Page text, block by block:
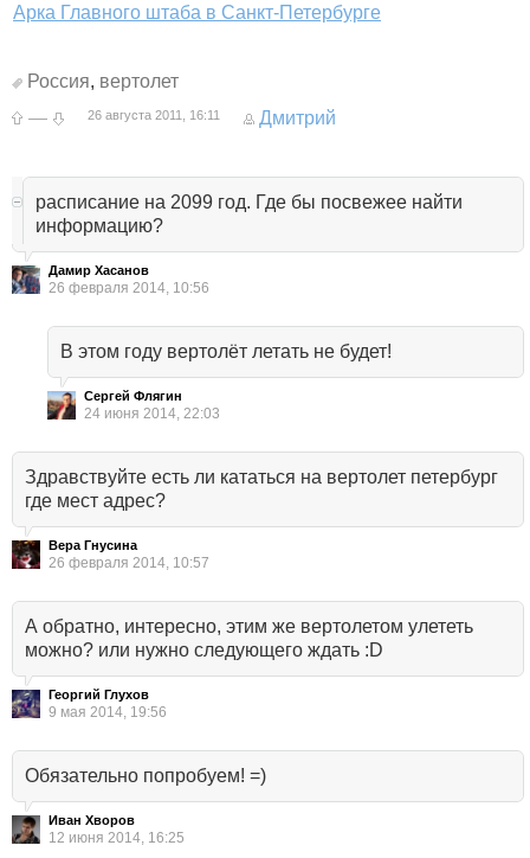
Арка Главного штаба в Санкт-Петербурге
Россия, вертолет
—
26 августа 2011, 16:11 Дмитрий
расписание на 2099 год. Где бы посвежее найти
информацию?
Дамир Хасанов
26 февраля 2014, 10:56
В этом году вертолёт летать не будет!
Сергей Флягин
24 июня 2014, 22:03
Здравствуйте есть ли кататься на вертолет петербург
где мест адрес?
Вера Гнусина
26 февраля 2014, 10:57
А обратно, интересно, этим же вертолетом улететь
можно? или нужно следующего ждать :D
Георгий Глухов
9 мая 2014, 19:56
Обязательно попробуем! =)
Иван Хворов
12 июня 2014, 16:25